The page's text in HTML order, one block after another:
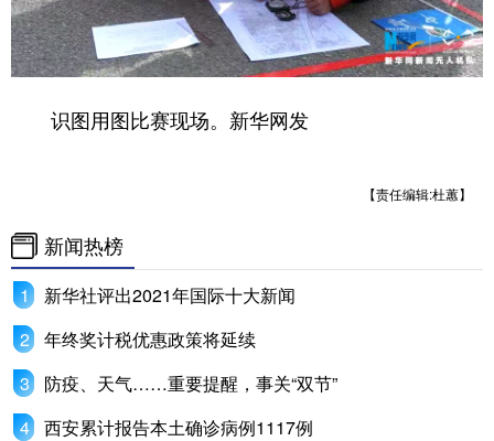
识图用图比赛现场。新华网发
【责任编辑:杜蕙】
新闻热榜
新华社评出2021年国际十大新闻
年终奖计税优惠政策将延续
防疫、天气……重要提醒，事关“双节”
西安累计报告本土确诊病例1117例